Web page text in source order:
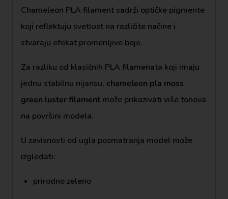
Chameleon PLA filament sadrži optičke pigmente
koji reflektuju svetlost na različite načine i
stvaraju efekat promenljive boje.
Za razliku od klasičnih PLA filamenata koji imaju
jednu stabilnu nijansu, chameleon pla moss
green luster filament može prikazivati više tonova
na površini modela.
U zavisnosti od ugla posmatranja model može
izgledati:
prirodno zeleno